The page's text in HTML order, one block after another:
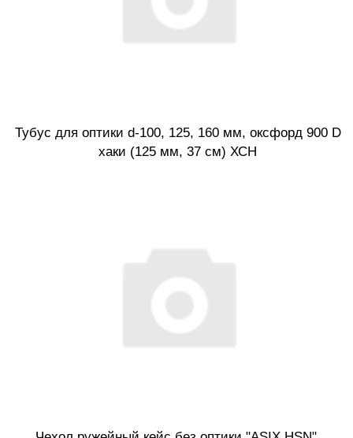
Тубус для оптики d-100, 125, 160 мм, оксфорд 900 D
хаки (125 мм, 37 см) ХСН